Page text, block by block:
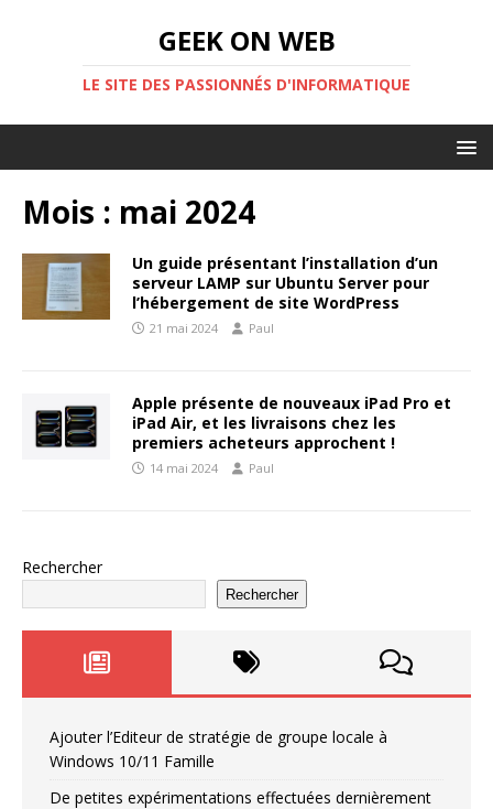
GEEK ON WEB
LE SITE DES PASSIONNÉS D'INFORMATIQUE
Mois : mai 2024
Un guide présentant l’installation d’un
serveur LAMP sur Ubuntu Server pour
l’hébergement de site WordPress
21 mai 2024 Paul
Apple présente de nouveaux iPad Pro et
iPad Air, et les livraisons chez les
premiers acheteurs approchent !
14 mai 2024 Paul
Rechercher
Rechercher
Ajouter l’Editeur de stratégie de groupe locale à
Windows 10/11 Famille
De petites expérimentations effectuées dernièrement